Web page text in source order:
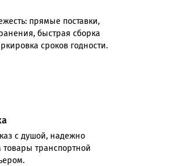
прямые поставки,
быстрая сборка
сроков годности.
с душой, надежно
транспортной